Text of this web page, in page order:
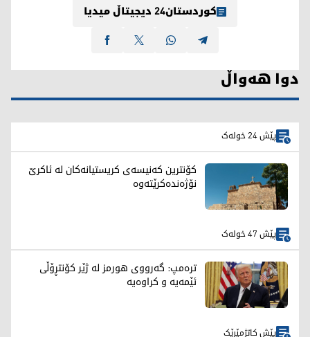
کوردستان24 دیجیتاڵ میدیا
دوا هەواڵ
پێش 24 خولەک
کۆنترین کەنیسەی کریستیانەکان لە ئاکرێ
نۆژەندەکرێتەوە
پێش 47 خولەک
ترەمپ: گەرووی هورمز لە ژێر کۆنتڕۆڵی
ئێمەیە و کراوەیە
پێش کاتژمێرێک